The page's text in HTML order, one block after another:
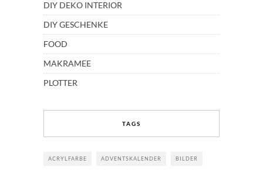
DIY DEKO INTERIOR
DIY GESCHENKE
FOOD
MAKRAMEE
PLOTTER
TAGS
ACRYLFARBE ADVENTSKALENDER BILDER